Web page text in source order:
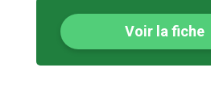
Voir la fiche